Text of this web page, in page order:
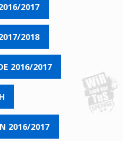
2017
2018
2016/2017
2016/2017